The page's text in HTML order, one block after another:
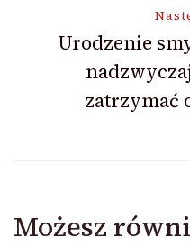
Urodzenie
zatrzymać
Możesz